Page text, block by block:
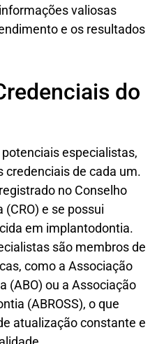
valiosas
e os resultados
do
especialistas,
de cada um.
no Conselho
(CRO) e se possui
em implantodontia.
são membros de
como a Associação
(ABO) ou a Associação
(ABROSS), o que
atualização constante e